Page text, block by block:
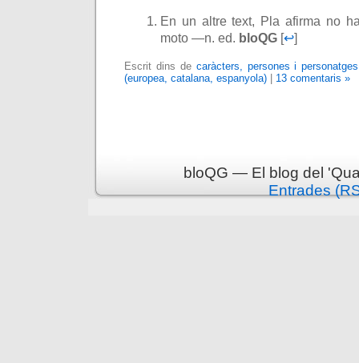
En un altre text, Pla afirma no
moto —n. ed. bloQG [↩]
Escrit dins de caràcters, persones i personatges
(europea, catalana, espanyola)
13 comentaris »
bloQG — El blog del
Entrades